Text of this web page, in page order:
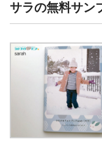
サラの無料サン